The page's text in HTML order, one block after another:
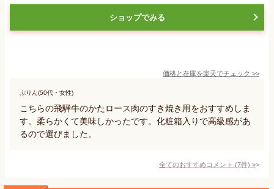
ショップでみる
価格と在庫を楽天でチェック >>
ぷりん(50代・女性)
こちらの飛騨牛のかたロース肉のすき焼き用をおすすめしま
す。柔らかくて美味しかったです。化粧箱入りで高級感があ
るので選びました。
全てのおすすめコメント (7件) >